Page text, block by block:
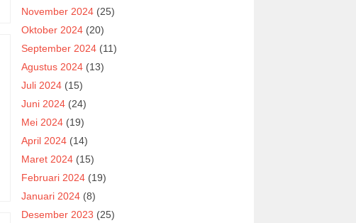
November 2024 (25)
Oktober 2024 (20)
September 2024 (11)
Agustus 2024 (13)
Juli 2024 (15)
Juni 2024 (24)
Mei 2024 (19)
April 2024 (14)
Maret 2024 (15)
Februari 2024 (19)
Januari 2024 (8)
Desember 2023 (25)